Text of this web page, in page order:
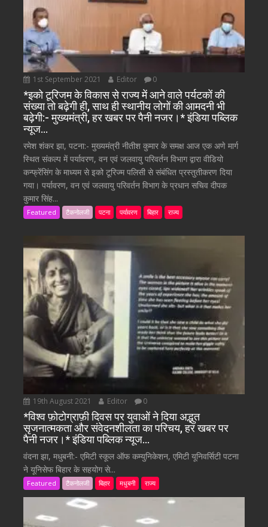
1st September 2021 Editor 0
*इको टूरिजम के विकास से राज्य में आने वाले पर्यटकों की
संख्या तो बढ़ेगी ही, साथ ही स्थानीय लोगों की आमदनी भी
बढ़ेगी:- मुख्यमंत्री, हर खबर पर पैनी नजर।* इंडिया पब्लिक
न्यूज…
रमेश शंकर झा, पटना:- मुख्यमंत्री नीतीश कुमार के समक्ष आज एक अणे मार्ग
स्थित संकल्प में पर्यावरण, वन एवं जलवायु परिवर्तन विभाग द्वारा वीडियो
कन्फ्रेंसिंग के माध्यम से इको टूरिज्म पलिसी से संबंधित प्रस्तुतीकरण दिया
गया। पर्यावरण, वन एवं जलवायु परिवर्तन विभाग के प्रधान सचिव दीपक
कुमार सिंह...
Featured टैकनोलजी पटना पर्यावरण बिहार राज्य
19th August 2021 Editor 0
*विश्व फ़ोटोग्राफ़ी दिवस पर युवाओं ने दिया अद्भुत
सृजनात्मकता और संवेदनशीलता का परिचय, हर खबर पर
पैनी नजर।* इंडिया पब्लिक न्यूज…
वंदना झा, मधुबनी:- एमिटी स्कूल ऑफ कम्युनिकेशन, एमिटी यूनिवर्सिटी पटना
ने यूनिसेफ बिहार के सहयोग से...
Featured टैकनोलजी बिहार मधुबनी राज्य